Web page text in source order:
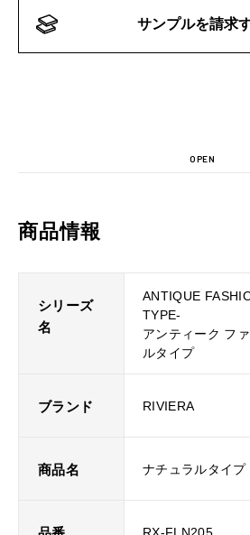
サンプルを請求
OPEN
商品情報
シリーズ
名
ANTIQUE
TYPE-
アンティーク フ
ルタイプ
ブランド RIVIERA
商品名 ナチュラルタイ
RX-FLN205